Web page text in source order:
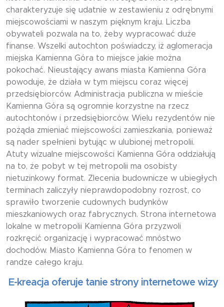
charakteryzuje się udatnie w zestawieniu z odrębnymi
miejscowościami w naszym pięknym kraju. Liczba
obywateli pozwala na to, żeby wypracować duże
finanse. Wszelki autochton poświadczy, iż aglomeracja
miejska Kamienna Góra to miejsce jakie można
pokochać. Nieustający awans miasta Kamienna Góra
powoduje, że działa w tym miejscu coraz więcej
przedsiębiorców. Administracja publiczna w mieście
Kamienna Góra są ogromnie korzystne na rzecz
autochtonów i przedsiębiorców. Wielu rezydentów nie
pożąda zmieniać miejscowości zamieszkania, ponieważ
są nader spełnieni bytując w ulubionej metropolii.
Atuty wizualne miejscowości Kamienna Góra oddziałują
na to, że pobyt w tej metropolii ma osobisty
nietuzinkowy format. Zlecenia budownicze w ubiegłych
terminach zaliczyły nieprawdopodobny rozrost, co
sprawiło tworzenie cudownych budynków
mieszkaniowych oraz fabrycznych. Strona internetowa
lokalne w metropolii Kamienna Góra przyzwoli
rozkręcić organizację i wypracować mnóstwo
dochodów. Miasto Kamienna Góra to fenomen w
randze całego kraju.
oferuje tanie strony internetowe wizytówki